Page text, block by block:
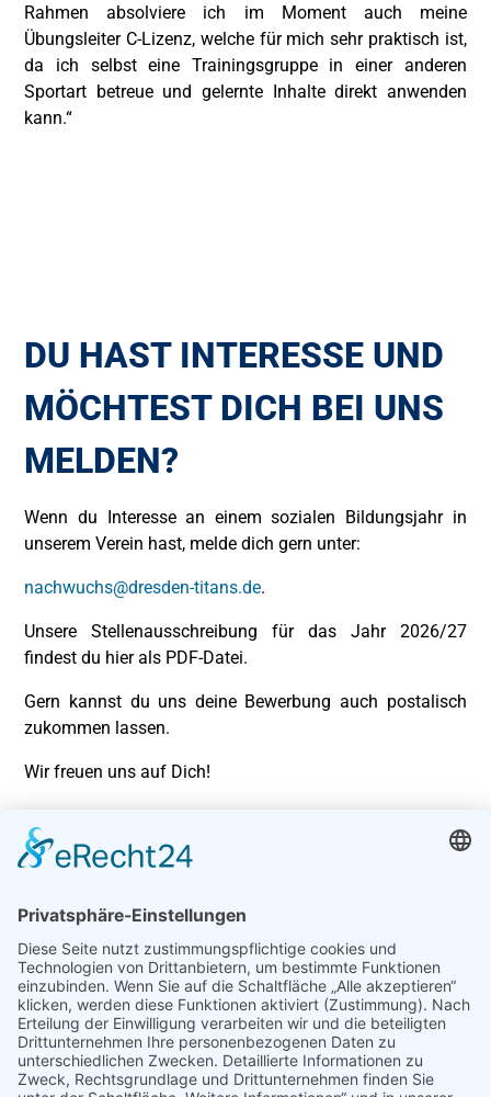
Rahmen absolviere ich im Moment auch meine
Übungsleiter C-Lizenz, welche für mich sehr praktisch ist,
da ich selbst eine Trainingsgruppe in einer anderen
Sportart betreue und gelernte Inhalte direkt anwenden
kann.“
DU HAST INTERESSE UND
MÖCHTEST DICH BEI UNS
MELDEN?
Wenn du Interesse an einem sozialen Bildungsjahr in
unserem Verein hast, melde dich gern unter:
nachwuchs@dresden-titans.de.
Unsere Stellenausschreibung für das Jahr 2026/27
findest du hier als PDF-Datei.
Gern kannst du uns deine Bewerbung auch postalisch
zukommen lassen.
Wir freuen uns auf Dich!
STELLENAUSSCHREIBUNG
FREIWILLIGES SOZIALES
JAHR
Stellenausschreibung für FSJ und BFD 2026/27